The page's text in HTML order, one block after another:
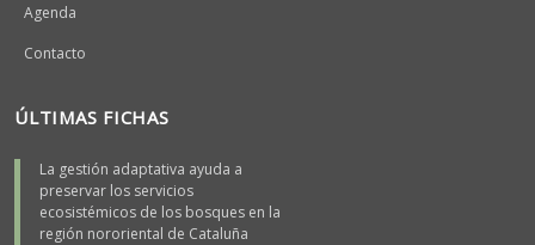
Agenda
Contacto
ÚLTIMAS FICHAS
La gestión adaptativa ayuda a
preservar los servicios
ecosistémicos de los bosques en la
región nororiental de Cataluña